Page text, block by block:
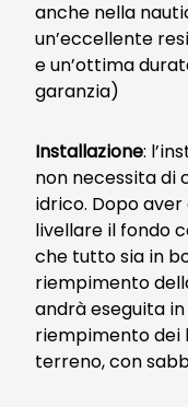
anche nella
un’eccellente
e un’ottima
garanzia)
Installazione:
non necessita di
idrico. Dopo
livellare il fondo
che tutto sia in
riempimento
andrà eseguita
riempimento dei
terreno, con